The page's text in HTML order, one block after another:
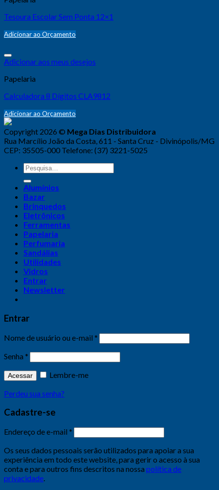
Tesoura Escolar Sem Ponta 12×1
Adicionar ao Orçamento
Adicionar aos meus desejos
Papelaria
Calculadora 8 Dígitos CLA9812
Adicionar ao Orçamento
Copyright 2026 © Mega Dias Distribuidora
Rua Marcílio João da Costa, 611 - Santa Cruz - Divinópolis/MG
CEP: 35505-000 Telefone: (37) 3221-5025
Alumínios
Bazar
Brinquedos
Eletrônicos
Ferramentas
Papelaria
Perfumaria
Sandálias
Utilidades
Vidros
Entrar
Newsletter
Entrar
Nome de usuário ou e-mail *
Senha *
Acessar
Lembre-me
Perdeu sua senha?
Cadastre-se
Endereço de e-mail *
Os seus dados pessoais serão utilizados para apoiar a sua
experiência em todo este website, para gerir o acesso à sua
conta e para outros fins descritos na nossa política de
privacidade.